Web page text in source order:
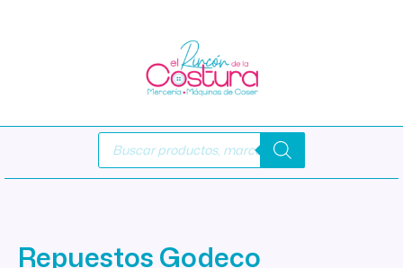
Búsqueda
productos
Repuestos Godeco